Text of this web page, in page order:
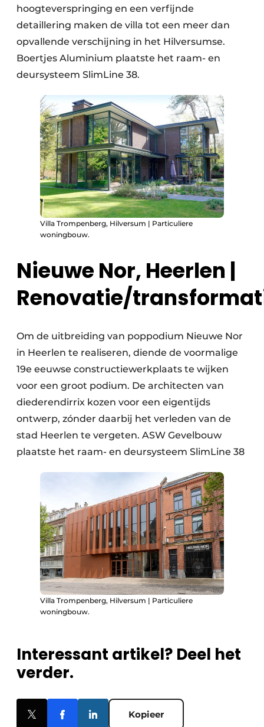
hoogteverspringing en een verfijnde
detaillering maken de villa tot een meer dan
opvallende verschijning in het Hilversumse.
Boertjes Aluminium plaatste het raam- en
deursysteem SlimLine 38.
Villa Trompenberg, Hilversum | Particuliere
woningbouw.
Nieuwe Nor, Heerlen |
Renovatie/
Om de uitbreiding van poppodium Nieuwe Nor
in Heerlen te realiseren, diende de voormalige
19e eeuwse constructiewerkplaats te wijken
voor een groot podium. De architecten van
diederendirrix kozen voor een eigentijds
ontwerp, zónder daarbij het verleden van de
stad Heerlen te vergeten. ASW Gevelbouw
plaatste het raam- en deursysteem SlimLine 38
Villa Trompenberg, Hilversum | Particuliere
woningbouw.
Interessant artikel? Deel het
verder.
Kopieer